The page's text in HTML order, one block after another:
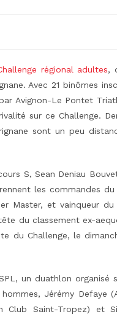
régional adultes,
Avec 21 binômes
Avignon-Le Pontet
sur ce Challenge.
sont un peu
S, Sean Deniau
les commandes
Master, et vainqueur
du classement ex-
du Challenge, le
un duathlon organisé
Jérémy Defaye
Club Saint-Tropez) et